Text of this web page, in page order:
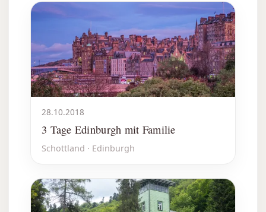
28.10.2018
3 Tage Edinburgh mit Familie
Schottland · Edinburgh